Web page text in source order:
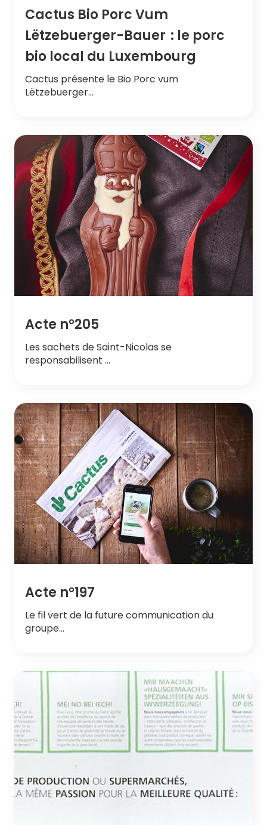
Cactus Bio Porc Vum
Lëtzebuerger-Bauer : le porc
bio local du Luxembourg
Cactus présente le Bio Porc vum
Lëtzebuerger…
Acte n°205
Les sachets de Saint-Nicolas se
responsabilisent …
Acte n°197
Le fil vert de la future communication du
groupe…